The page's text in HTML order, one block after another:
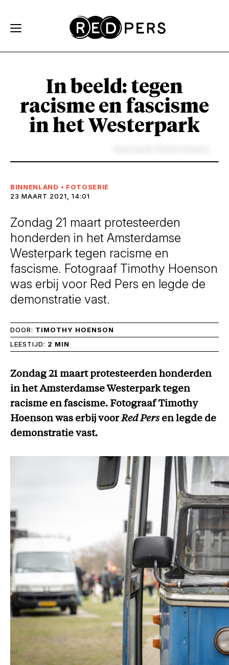
In beeld: tegen
racisme en fascisme
in het Westerpark
BINNENLAND • FOTOSERIE
23 MAART 2021, 14:01
Zondag 21 maart protesteerden
honderden in het Amsterdamse
Westerpark tegen racisme en
fascisme. Fotograaf Timothy Hoenson
was erbij voor Red Pers en legde de
demonstratie vast.
DOOR: TIMOTHY HOENSON
LEESTIJD: 2 MIN
Zondag 21 maart protesteerden honderden
in het Amsterdamse Westerpark tegen
racisme en fascisme. Fotograaf Timothy
Hoenson was erbij voorRed Pers en legde de
demonstratie vast.